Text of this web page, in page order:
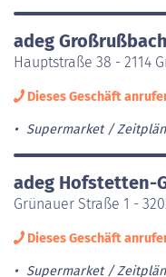
adeg
Hauptstraße 38 - 2114
Dieses Geschäft
Supermarket
adeg Hofstetten-
Grünauer Straße 1 -
Dieses Geschäft
Supermarket